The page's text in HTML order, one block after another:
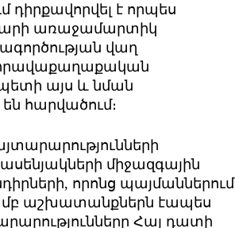
դիրքավորվել է որպես
առաջամարտիկ
վաղ
այս և նման
հարվածում։
միջազգային
որոնց պայմաններում
աշխատանքներն էապես
Հայ դատի